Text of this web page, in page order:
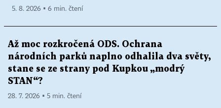
5. 8. 2026 ▪ 6 min. čtení
Až moc rozkročená ODS. Ochrana
národních parků naplno odhalila dva světy,
stane se ze strany pod Kupkou „modrý
STAN“?
28. 7. 2026 ▪ 5 min. čtení